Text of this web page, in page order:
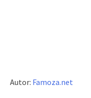
Autor: Famoza.net